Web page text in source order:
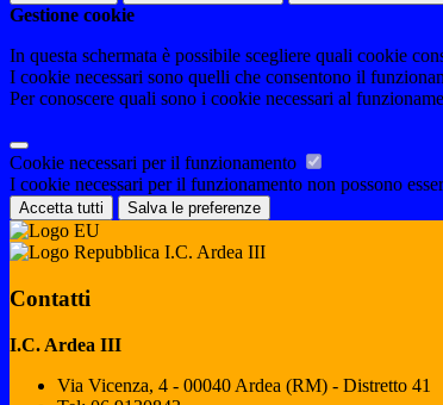
Gestione cookie
In questa schermata è possibile scegliere quali cookie
I cookie necessari sono quelli che consentono il
Per conoscere quali sono i cookie necessari al
Cookie necessari per il funzionamento
I cookie necessari per il funzionamento non possono
Accetta tutti Salva le preferenze
I.C. Ardea III
Contatti
I.C. Ardea III
Via Vicenza, 4 - 00040 Ardea (RM) - Distretto 41